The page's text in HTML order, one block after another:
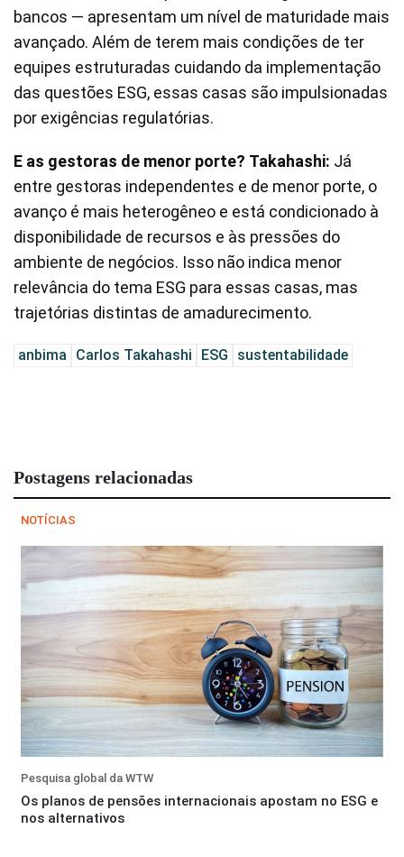
bancos — apresentam um nível de maturidade mais
avançado. Além de terem mais condições de ter
equipes estruturadas cuidando da implementação
das questões ESG, essas casas são impulsionadas
por exigências regulatórias.
E as gestoras de menor porte? Takahashi: Já
entre gestoras independentes e de menor porte, o
avanço é mais heterogêneo e está condicionado à
disponibilidade de recursos e às pressões do
ambiente de negócios. Isso não indica menor
relevância do tema ESG para essas casas, mas
trajetórias distintas de amadurecimento.
anbima Carlos Takahashi ESG sustentabilidade
Postagens relacionadas
NOTÍCIAS
Pesquisa global da WTW
Os planos de pensões internacionais apostam no ESG e
nos alternativos